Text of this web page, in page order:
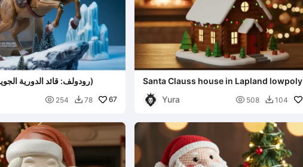
رودولف: قائد الدورية الجوية (رنة عيد الميلاد)
 254  78 67
Santa Clauss house in Lapland lowpoly
Yura
 508  104